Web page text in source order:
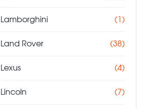
Lamborghini (1)
Land Rover (38)
Lexus (4)
Lincoln (7)